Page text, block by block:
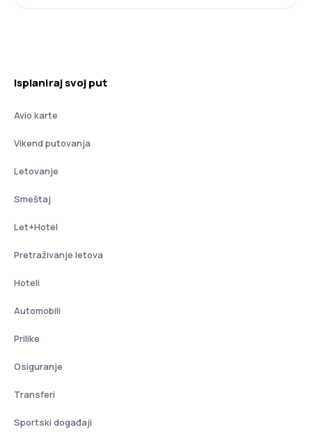
Isplaniraj svoj put
Avio karte
Vikend putovanja
Letovanje
Smeštaj
Let+Hotel
Pretraživanje letova
Hoteli
Automobili
Prilike
Osiguranje
Transferi
Sportski događaji